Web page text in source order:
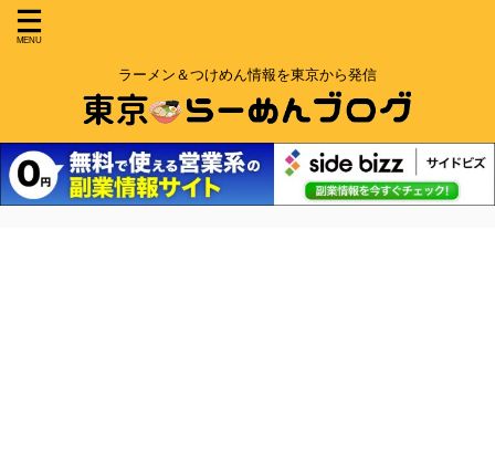
ラーメン＆つけめん情報を東京から発信